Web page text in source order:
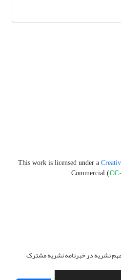
This work is licensed under a
Commercial (
مهم نشریه در خبرنامه نشریه مشترک